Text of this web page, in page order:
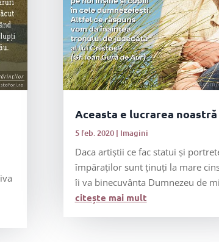
Aceasta e lucrarea noastră
5 feb. 2020| Imagini
Daca artiştii ce fac statui și
împăraţilor sunt ținuți la mare
îi va binecuvânta Dumnezeu de
citește mai mult